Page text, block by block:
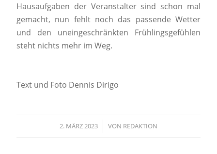
Hausaufgaben der Veranstalter sind schon mal
gemacht, nun fehlt noch das passende Wetter
und den uneingeschränkten Frühlingsgefühlen
steht nichts mehr im Weg.
Text und Foto Dennis Dirigo
2. MÄRZ 2023
/ VON REDAKTION